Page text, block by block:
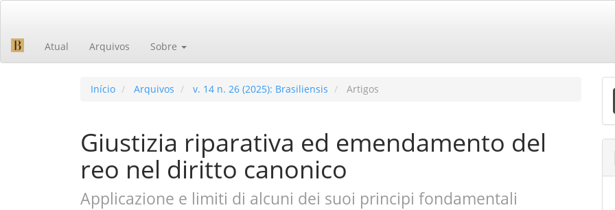
principal
Barra
Atual Arquivos Sobre
Início Arquivos v. 14 n. 26 (2025): Brasiliensis Artigos
Giustizia riparativa ed emendamento del
reo nel diritto canonico
Applicazione e limiti di alcuni dei suoi principi fondamentali